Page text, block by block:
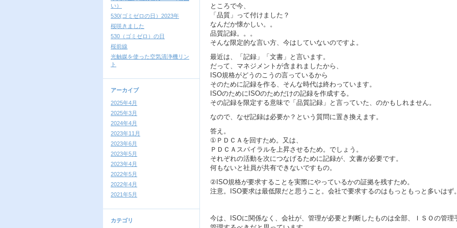
い）
530(ゴミゼロの日）2023年
桜咲きました
530（ゴミゼロ）の日
桜前線
光触媒を使った空気清浄機リン
ト
アーカイブ
2025年4月
2025年3月
2024年4月
2023年11月
2023年6月
2023年5月
2023年4月
2022年5月
2022年4月
2021年5月
カテゴリ
ところで今、
「品質」って付けました？
なんだか懐かしい。。
品質記録。。。
そんな限定的な言い方、今はしていないのですよ。
最近は、「記録」「文書」と言います。
だって、マネジメントが含まれましたから、
ISO規格がどうのこうの言っているから
そのために記録を作る、そんな時代は終わっています。
ISOのためにISOのためだけの記録を作成する。
その記録を限定する意味で「品質記録」と言っていた、のかもしれません。
なので、なぜ記録は必要か？という質問に置き換えます。
答え。
①ＰＤＣＡを回すため。又は、
ＰＤＣＡスパイラルを上昇させるため。でしょう。
それぞれの活動を次につなげるために記録が、文書が必要です。
何もないと社員が共有できないですもの。
②ISO規格が要求することを実際にやっているかの証拠を残すため。
注意。ISO要求は最低限だと思うこと。会社で要求するのはもっともっと多いはず。
今は、ISOに関係なく、会社が、管理が必要と判断したものは全部、ＩＳＯの管理